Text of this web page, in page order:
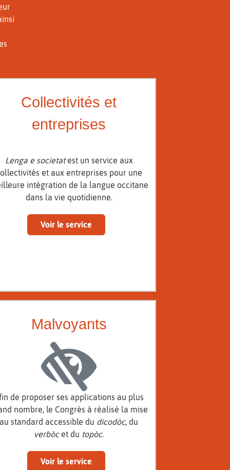
Collectivités et
entreprises
Lenga e societatest un service aux
et aux entreprises pour une
intégration de la langue occitane
dans la vie quotidienne.
Voir le service
Malvoyants
de proposer ses applications au plus
nombre, le Congrès à réalisé la mise
au standard accessible du dicodòc, du
verbòcet du topòc.
Voir le service